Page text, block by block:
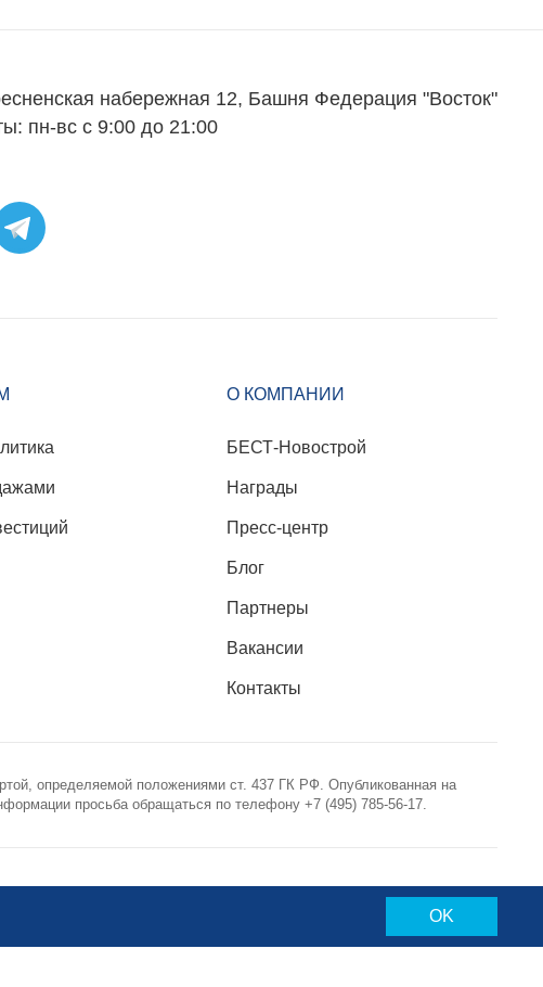
набережная 12, Башня Федерация "Восток"
пн-вс с 9:00 до 21:00
О КОМПАНИИ
БЕСТ-Новострой
Награды
Пресс-центр
Блог
Партнеры
Вакансии
Контакты
определяемой положениями ст. 437 ГК РФ. Опубликованная на
просьба обращаться по телефону +7 (495) 785-56-17.
Политика конфиденциальности
OK